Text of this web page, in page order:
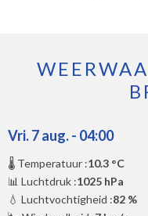
Vri. 7 aug. - 04:00
🌡️ Temperatuur :10.3 °C
📊 Luchtdruk :1025 hPa
💧 Luchtvochtigheid :82 %